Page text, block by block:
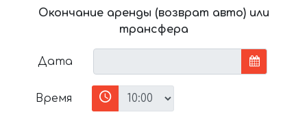
Окончание аренды (возврат авто) или
трансфера
Дата
Время